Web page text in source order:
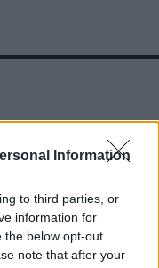
Information
to third parties, or
information for
the below opt-out
note that after your